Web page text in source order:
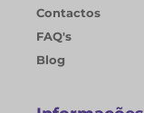
Contactos
FAQ's
Blog